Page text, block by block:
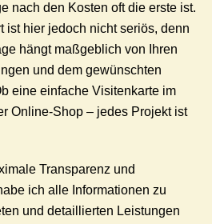
nach den Kosten oft die erste ist.
ist hier jedoch nicht seriös, denn
hängt maßgeblich von Ihren
und dem gewünschten
eine einfache Visitenkarte im
Online-Shop – jedes Projekt ist
Transparenz und
ich alle Informationen zu
und detaillierten Leistungen